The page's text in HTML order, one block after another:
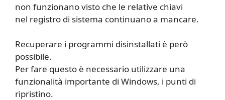
non funzionano visto che le relative chiavi
nel registro di sistema continuano a mancare.
Recuperare i programmi disinstallati è però
possibile.
Per fare questo è necessario utilizzare una
funzionalità importante di Windows, i punti di
ripristino.